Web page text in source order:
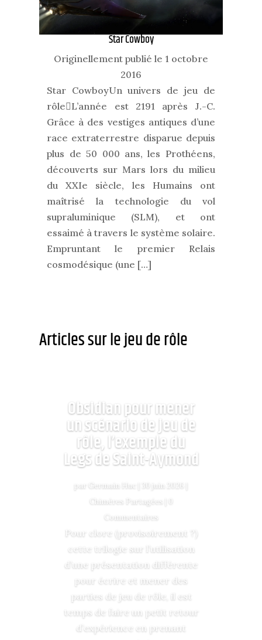
Star Cowboy
Originellement publié le 1 octobre
2016
Star CowboyUn univers de jeu de
rôleL’année est 2191 après J.-C.
Grâce à des vestiges antiques d’une
race extraterrestre disparue depuis
plus de 50 000 ans, les Prothéens,
découverts sur Mars lors du milieu
du XXIe siècle, les Humains ont
maîtrisé la technologie du vol
supraluminique (SLM), et ont
essaimé à travers le système solaire.
Empruntant le premier Relais
cosmodésique (une […]
Articles sur le jeu de rôle
Obsidian pour mener
un scénario de jeu de
rôle, l’exemple du
Legs de Saint-Aymond
par Germain Huc 30 juin 2026
Chimères Partagées
Commentaires
Pour clore (provisoirement ?)
cette trilogie sur l’utilisation
d’une présentation différente
pour écrire et mener des
parties de jeu de rôle, il est
temps de faire un petit retour
d’expérience en prenant